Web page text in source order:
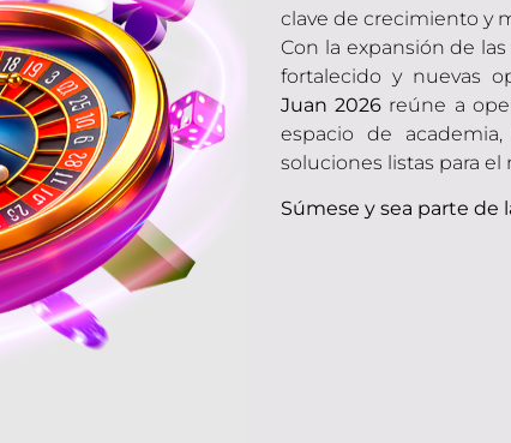
clave de crecimiento y
Con la expansión de
fortalecido y nuevas
Juan 2026 reúne a
espacio de
soluciones listas para el
Súmese y sea parte de